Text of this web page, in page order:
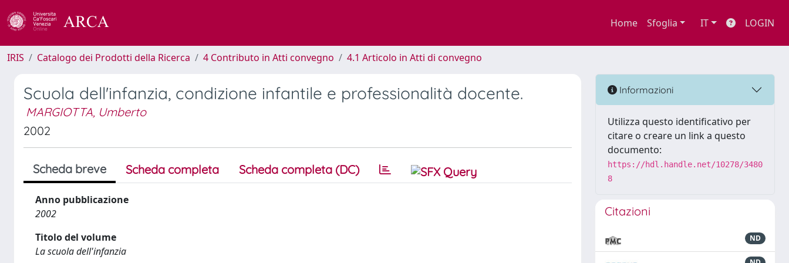
Home Sfoglia IT LOGIN
IRIS Catalogo dei Prodotti della Ricerca 4 Contributo in Atti convegno 4.1 Articolo in Atti di convegno
Scuola dell'infanzia, condizione infantile e professionalità docente.
MARGIOTTA, Umberto
2002
Scheda breve Scheda completa Scheda completa (DC)
Anno pubblicazione
2002
Titolo del volume
La scuola dell'infanzia
Informazioni
Utilizza questo identificativo per
citare o creare un link a questo
documento:
https://hdl.handle.net/10278/3480
8
Citazioni
ND